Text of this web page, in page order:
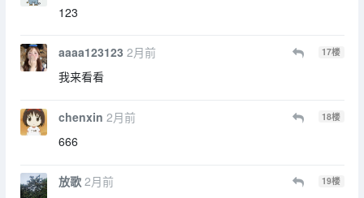
123
aaaa123123 2月前 17楼
我来看看
chenxin 2月前 18楼
666
放歌 2月前 19楼